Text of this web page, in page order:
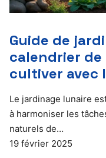
Guide de
calendrier
cultiver avec
Le jardinage lunaire
à harmoniser les
naturels de…
19 février 2025